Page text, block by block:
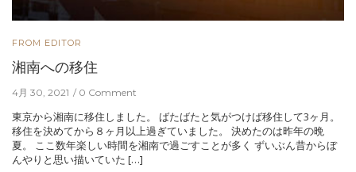
FROM EDITOR
湘南への移住
4月 30, 2021 0 Comment
東京から湘南に移住しました。 ばたばたと気がつけば移住して3ヶ月。
移住を決めてから８ヶ月以上過ぎていました。 決めたのは昨年の晩
夏。 ここ数年楽しい時間を湘南で過ごすことが多く ずいぶん昔からぼ
んやりと思い描いていた […]